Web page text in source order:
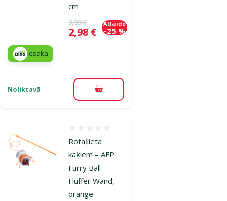
cm
Oriģinālā cena
3,99 €
Cena
2,98 €
Atlaide
-25 %
iesaka
Noliktavā Pievienot grozam
Rotaļlieta
kaķiem – AFP
Furry Ball
Fluffer Wand,
orange